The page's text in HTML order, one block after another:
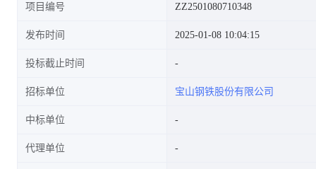
项目编号 ZZ2501080710348
发布时间 2025-01-08 10:04:15
投标截止时间
招标单位 宝山钢铁股份有限公司
中标单位
代理单位